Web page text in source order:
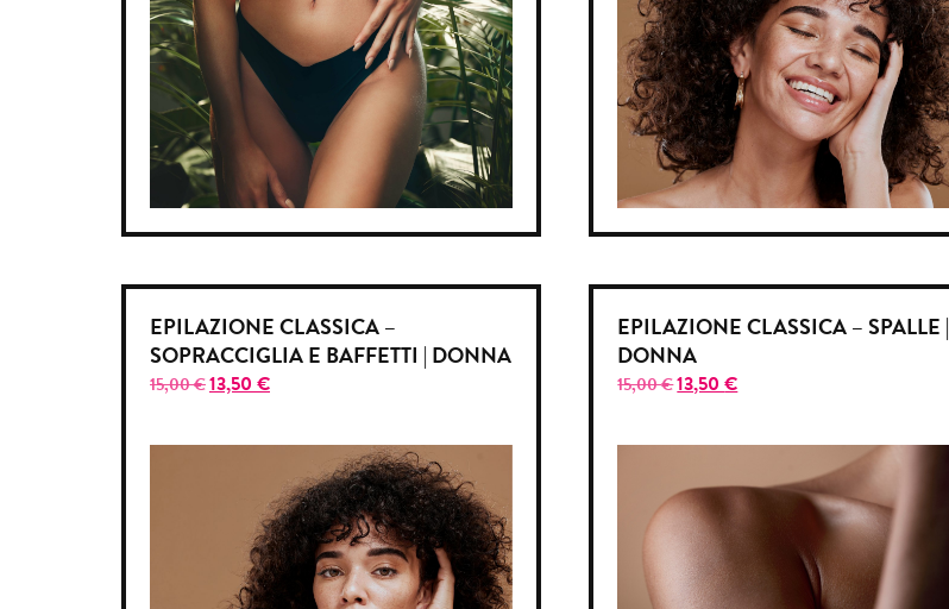
EPILAZIONE CLASSICA –
SOPRACCIGLIA E BAFFETTI | DONNA
15,00€13,50€
EPILAZIONE CLASSICA – SPALLE |
DONNA
15,00€13,50€